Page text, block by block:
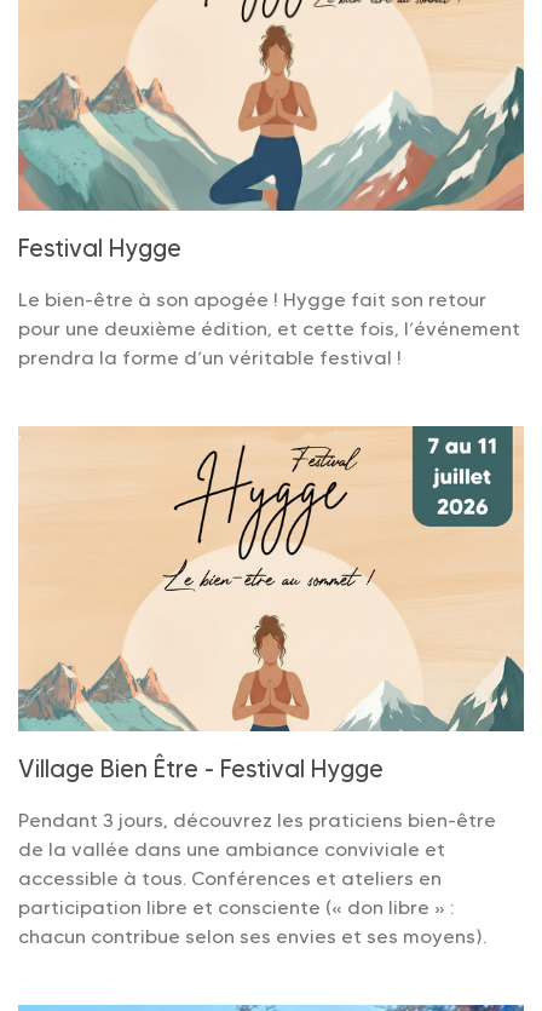
Festival Hygge
Le bien-être à son apogée ! Hygge fait son retour
pour une deuxième édition, et cette fois, l’événement
prendra la forme d’un véritable festival !
Village Bien Être - Festival Hygge
Pendant 3 jours, découvrez les praticiens bien-être
de la vallée dans une ambiance conviviale et
accessible à tous. Conférences et ateliers en
participation libre et consciente (« don libre » :
chacun contribue selon ses envies et ses moyens).